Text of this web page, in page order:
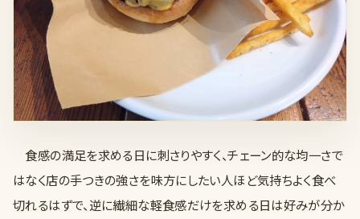
食感の満足を求める日に刺さりやすく、チェーン的な均一さで
はなく店の手つきの強さを味方にしたい人ほど気持ちよく食べ
切れるはずで、逆に繊細な軽食感だけを求める日は好みが分か